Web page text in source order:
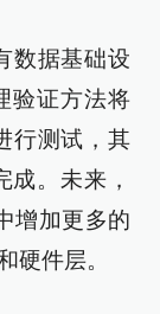
数据基础设
验证方法将
行测试，其
成。未来，
增加更多的
硬件层。